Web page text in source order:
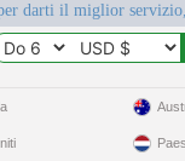
darti il miglior